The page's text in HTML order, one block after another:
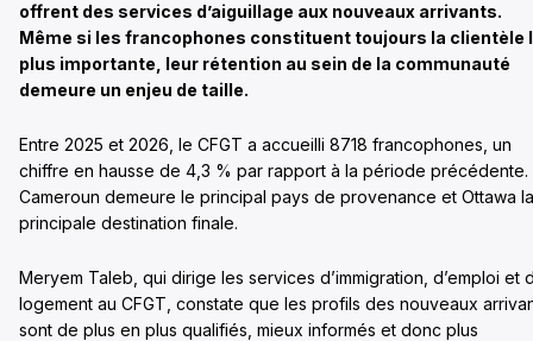
offrent des services d’aiguillage aux nouveaux arrivants.
Même si les francophones constituent toujours la clientèle
plus importante, leur rétention au sein de la communauté
demeure un enjeu de taille.
Entre 2025 et 2026, le CFGT a accueilli 8718 francophones, un
chiffre en hausse de 4,3 % par rapport à la période précédente.
Cameroun demeure le principal pays de provenance et Ottawa la
principale destination finale.
Meryem Taleb, qui dirige les services d’immigration, d’emploi et
logement au CFGT, constate que les profils des nouveaux
sont de plus en plus qualifiés, mieux informés et donc plus